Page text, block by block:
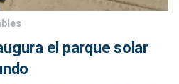
el parque solar